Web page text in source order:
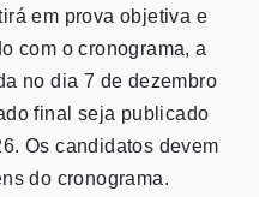
em prova objetiva e
com o cronograma, a
no dia 7 de dezembro
final seja publicado
Os candidatos devem
do cronograma.